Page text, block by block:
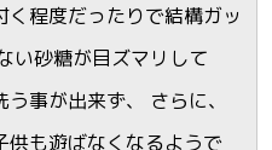
程度だったりで結構ガッ
い砂糖が目ズマリして
事が出来ず、 さらに、
供も遊ばなくなるようで